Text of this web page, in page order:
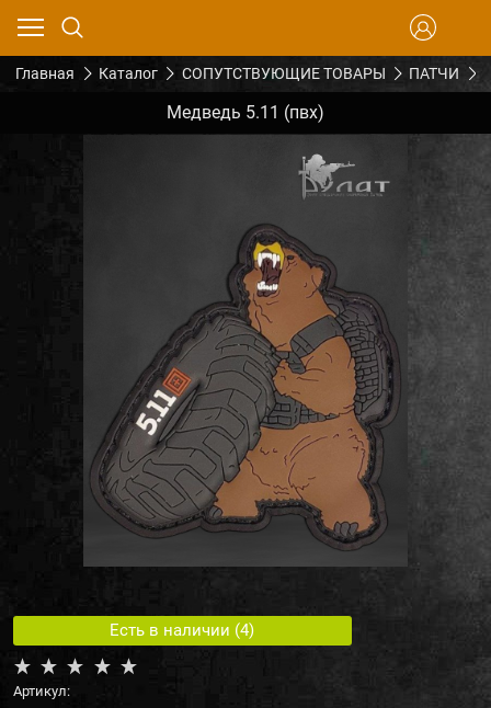
Главная Каталог СОПУТСТВУЮЩИЕ ТОВАРЫ ПАТЧИ
Медведь 5.11 (пвх)
Есть в наличии (4)
Артикул: